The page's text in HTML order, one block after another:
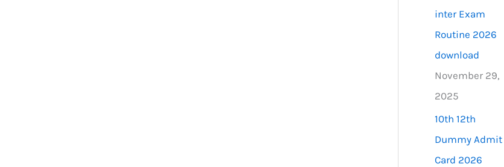
inter Exam
Routine 2026
download
November 29,
2025
10th 12th
Dummy Admit
Card 2026